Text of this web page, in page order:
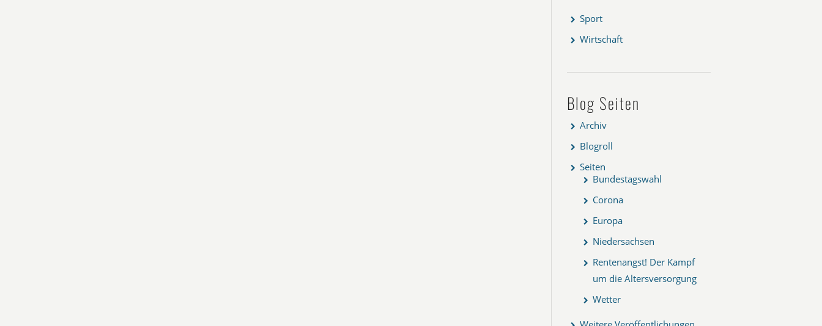
Sport
Wirtschaft
Blog Seiten
Archiv
Blogroll
Seiten
Bundestagswahl
Corona
Europa
Niedersachsen
Rentenangst! Der Kampf
um die Altersversorgung
Wetter